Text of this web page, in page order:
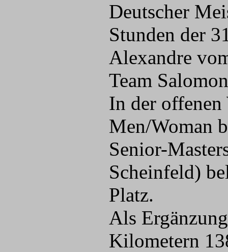
Deutscher
Stunden der
Alexandre
Team
In der offenen
Men/Woman
Senior-
Scheinfeld)
Platz.
Als
Kilometern